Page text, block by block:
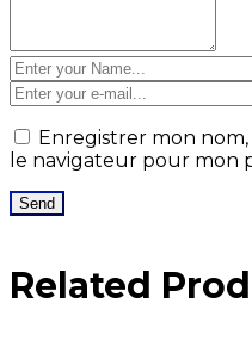
Enregistrer mon
le navigateur pour mon
Related